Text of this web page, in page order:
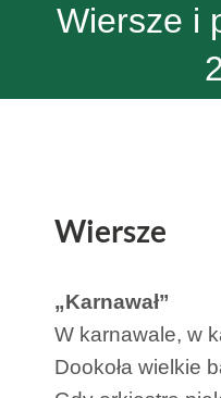
Wiersze i
Wiersze
„Karnawał”
W karnawale, w
Dookoła wielkie